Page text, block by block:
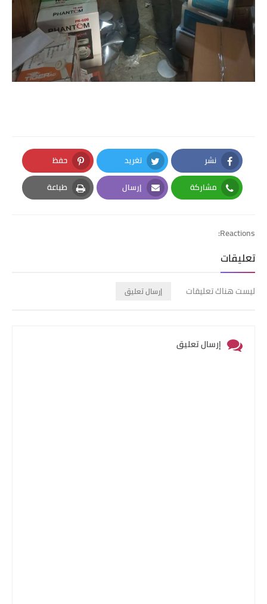
نشر
Facebook
تغريد
Twitter
حفظ
Pinterest
مشاركة
Whatsapp
إرسال
Email
طباعة
Print
Reactions:
تعليقات
ليست هناك تعليقات إرسال تعليق
إرسال تعليق